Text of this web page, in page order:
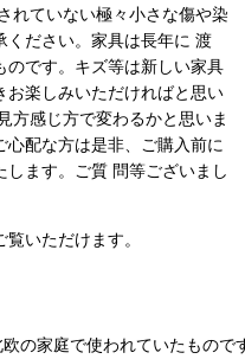
れていない極々小さな傷や染
ください。家具は長年に 渡
のです。キズ等は新しい家具
お楽しみいただければと思い
方感じ方で変わるかと思いま
配な方は是非、ご購入前に
ます。ご質 問等ございまし
いただけます。
の家庭で使われていたもの